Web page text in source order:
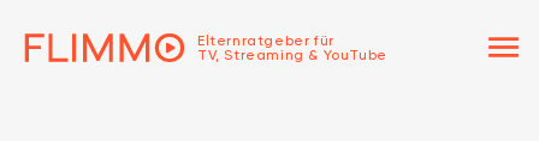
Elternratgeber für
TV, Streaming & YouTube
menu